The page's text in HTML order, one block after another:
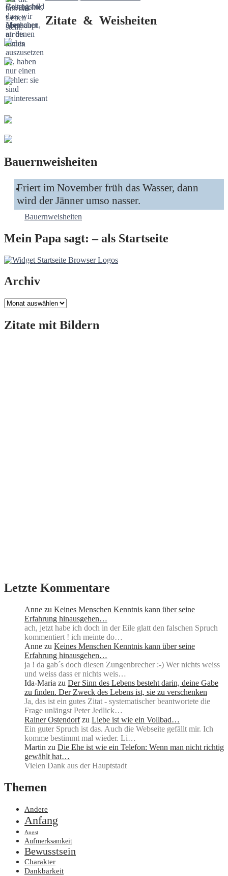
Zitate & Weisheiten
Bauernweisheiten
Friert im November früh das Wasser, dann
wird der Jänner umso nasser.
Bauernweisheiten
Mein Papa sagt: – als Startseite
Archiv
Archiv
Zitate mit Bildern
Letzte Kommentare
Anne zu Keines Menschen Kenntnis kann über seine
Erfahrung hinausgehen…
ach, jetzt habe ich doch in der Eile glatt den falschen Spruch
kommentiert ! ich meinte do…
Anne zu Keines Menschen Kenntnis kann über seine
Erfahrung hinausgehen…
ja ! da gab´s doch diesen Zungenbrecher :-) Wer nichts weiss
und weiss dass er nichts weis…
Ida-Maria zu Der Sinn des Lebens besteht darin, deine Gabe
zu finden. Der Zweck des Lebens ist, sie zu verschenken
Ja, das ist ein gutes Zitat - systematischer beantwortete die
Frage unlängst Peter Jedlick…
Rainer Ostendorf zu Liebe ist wie ein Vollbad…
Ein guter Spruch ist das. Auch die Webseite gefällt mir. Ich
komme bestimmt mal wieder. Li…
Martin zu Die Ehe ist wie ein Telefon: Wenn man nicht richtig
gewählt hat…
Vielen Dank aus der Hauptstadt
Themen
Andere
Anfang
Angst
Aufmerksamkeit
Bewusstsein
Charakter
Dankbarkeit